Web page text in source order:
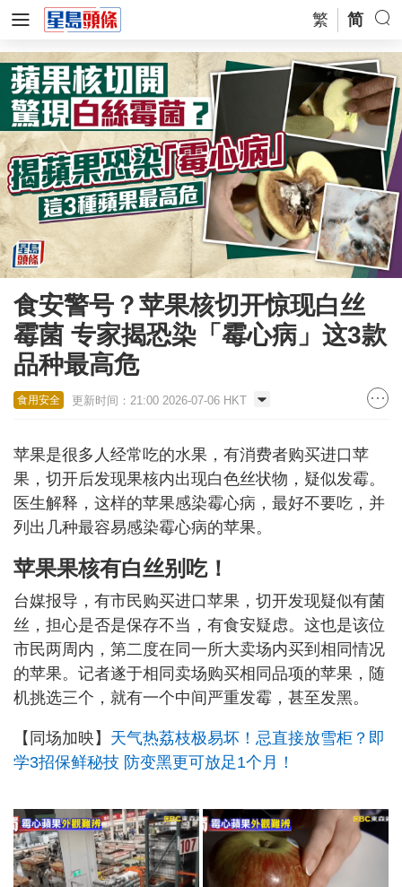
繁 简
食安警号？苹果核切开惊现白丝
霉菌 专家揭恐染「霉心病」这3款
品种最高危
食用安全 更新时间：21:00 2026-07-06 HKT
苹果是很多人经常吃的水果，有消费者购买进口苹
果，切开后发现果核内出现白色丝状物，疑似发霉。
医生解释，这样的苹果感染霉心病，最好不要吃，并
列出几种最容易感染霉心病的苹果。
苹果果核有白丝别吃！
台媒报导，有市民购买进口苹果，切开发现疑似有菌
丝，担心是否是保存不当，有食安疑虑。这也是该位
市民两周内，第二度在同一所大卖场内买到相同情况
的苹果。记者遂于相同卖场购买相同品项的苹果，随
机挑选三个，就有一个中间严重发霉，甚至发黑。
【同场加映】 天气热荔枝极易坏！忌直接放雪柜？即
学3招保鲜秘技 防变黑更可放足1个月！